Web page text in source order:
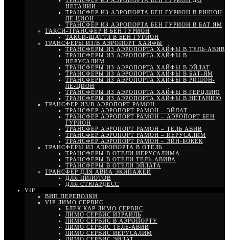
НЕТАНИИ
ТРАНСФЕР ИЗ АЭРОПОРТА БЕН ГУРИОН В РИШОН
ЛЕ ЦИОН
ТРАНСФЕР ИЗ АЭРОПОРТА БЕН ГУРИОН В БАТ ЯМ
ТАКСИ-ТРАНСФЕР В БЕН ГУРИОН
ТАКСИ-ШАТТЛ В БЕН ГУРИОН
ТРАНСФЕРЫ ИЗ/В АЭРОПОРТ ХАЙФЫ
ТРАНСФЕРЫ ИЗ АЭРОПОРТА ХАЙФЫ В ТЕЛЬ-АВИВ
ТРАНСФЕРЫ ИЗ АЭРОПОРТА ХАЙФЫ В
ИЕРУСАЛИМ
ТРАНСФЕРЫ ИЗ АЭРОПОРТА ХАЙФЫ В ЭЙЛАТ
ТРАНСФЕРЫ ИЗ АЭРОПОРТА ХАЙФЫ В БАТ-ЯМ
ТРАНСФЕРЫ ИЗ АЭРОПОРТА ХАЙФЫ В РИШОН-
ЛЕ-ЦИОН
ТРАНСФЕРЫ ИЗ АЭРОПОРТА ХАЙФЫ В ГЕРЦЛИЮ
ТРАНСФЕРЫ ИЗ АЭРОПОРТА ХАЙФЫ В НЕТАНИЮ
ТРАНСФЕР ИЗ/В АЭРОПОРТ РАМОН
ТРАНСФЕР АЭРОПОРТ РАМОН – ЭЙЛАТ
ТРАНСФЕР АЭРОПОРТ РАМОН – АЭРОПОРТ БЕН
ГУРИОН
ТРАНСФЕР АЭРОПОРТ РАМОН – ТЕЛЬ АВИВ
ТРАНСФЕР АЭРОПОРТ РАМОН – ИЕРУСАЛИМ
ТРАНСФЕР АЭРОПОРТ РАМОН – ЭЙН-БОКЕК
ТРАНСФЕРЫ ИЗ АЭРОПОРТА В ОТЕЛЬ
ТРАНСФЕРЫ В ОТЕЛИ ИЕРУСАЛИМА
ТРАНСФЕРЫ В ОТЕЛИ ТЕЛЬ-АВИВА
ТРАНСФЕРЫ В ОТЕЛИ ЭЙЛАТА
ТРАНСФЕР ДЛЯ АВИА ЭКИПАЖЕЙ
ДЛЯ ПИЛОТОВ
ДЛЯ СТЮАРДЕСС
VIP
ВИП ПЕРЕВОЗКИ
VIP ЛИМО СЕРВИС
БЛЕК КАР ЛИМО СЕРВИС
ЛИМО СЕРВИС ИЗРАИЛЬ
ЛИМО СЕРВИС В АЭРОПОРТУ
ЛИМО СЕРВИС ТЕЛЬ-АВИВ
ЛИМО СЕРВИС ИЕРУСАЛИМ